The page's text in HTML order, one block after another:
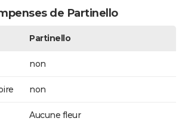
de Partinello
Partinello
non
non
Aucune fleur